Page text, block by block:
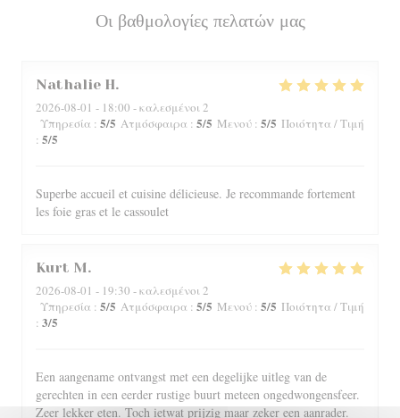
Οι βαθμολογίες πελατών μας
Nathalie H
2026-08-01 - 18:00 - καλεσμένοι 2
Υπηρεσία : 5/5 Ατμόσφαιρα : 5/5 Μενού : 5/5 Ποιότητα / Τιμή
: 5/5
Superbe accueil et cuisine délicieuse. Je recommande fortement
les foie gras et le cassoulet
Kurt M
2026-08-01 - 19:30 - καλεσμένοι 2
Υπηρεσία : 5/5 Ατμόσφαιρα : 5/5 Μενού : 5/5 Ποιότητα / Τιμή
: 3/5
Een aangename ontvangst met een degelijke uitleg van de
gerechten in een eerder rustige buurt meteen ongedwongensfeer.
Zeer lekker eten. Toch ietwat prijzig maar zeker een aanrader.